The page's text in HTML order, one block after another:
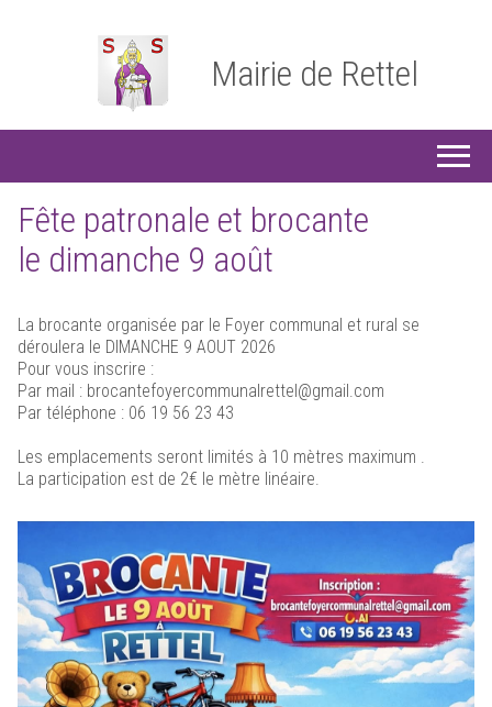
Mairie de Rettel
Fête patronale et brocante
le dimanche 9 août
La brocante organisée par le Foyer communal et rural se
déroulera le DIMANCHE 9 AOUT 2026
Pour vous inscrire :
Par mail : brocantefoyercommunalrettel@gmail.com
Par téléphone : 06 19 56 23 43
Les emplacements seront limités à 10 mètres maximum .
La participation est de 2€ le mètre linéaire.